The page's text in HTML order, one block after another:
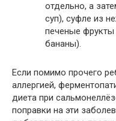
отдельно, а
суп), суфле из
печеные фрукты
бананы).
Если помимо прочего
аллергией,
диета при
поправки на эти